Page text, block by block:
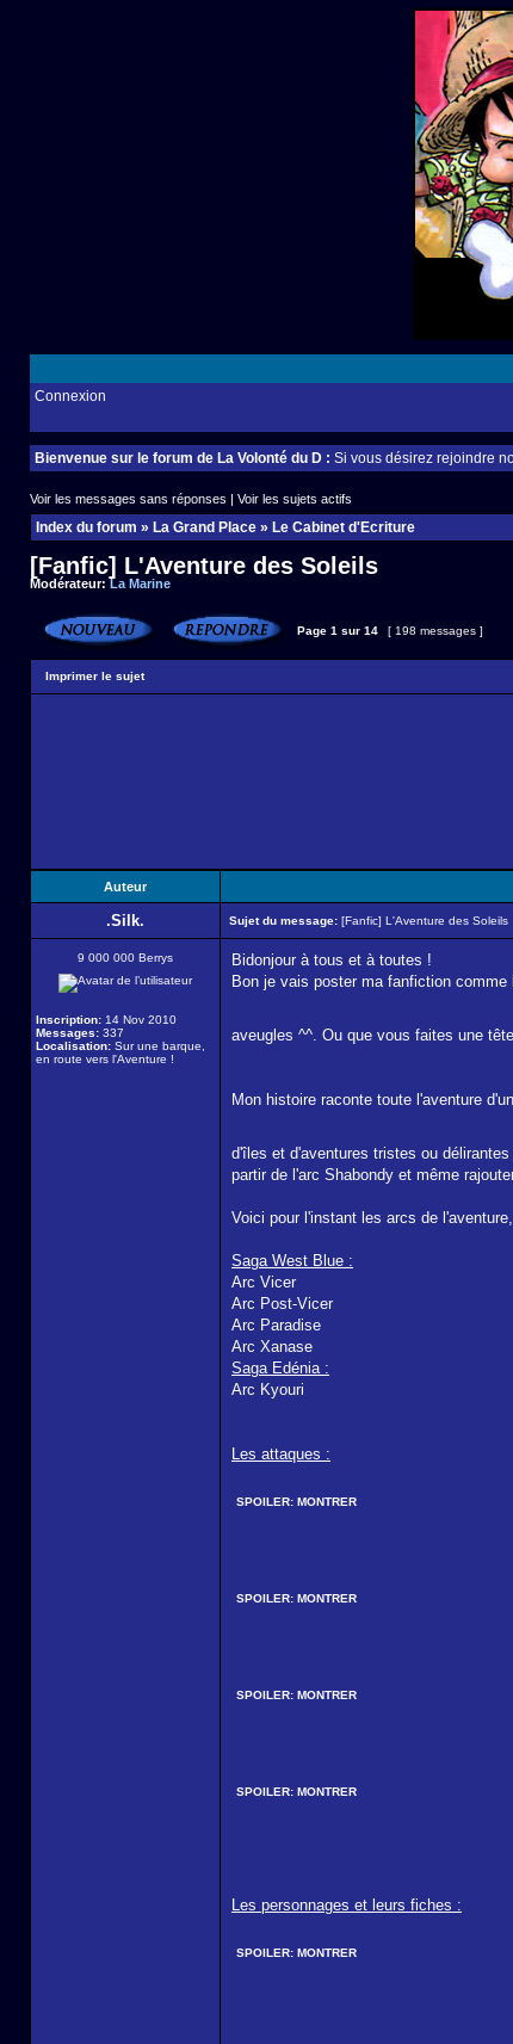
Connexion
Bienvenue sur le forum de La Volonté du D : Si vous désirez rejoindre
Voir les messages sans réponses | Voir les sujets actifs
Index du forum » La Grand Place » Le Cabinet d'Ecriture
[Fanfic] L'Aventure des Soleils
Modérateur:La Marine
Page 1 sur 14 [ 198 messages ]
Imprimer le sujet
Auteur
.Silk. Sujet du message: [Fanfic] L'Aventure des Soleils
9 000 000 Berrys
Inscription: 14 Nov 2010
Messages: 337
Localisation: Sur une barque,
en route vers l'Aventure !
Bidonjour à tous et à toutes !
Bon je vais poster ma fanfiction
aveugles ^^. Ou que vous faites une
Mon histoire raconte toute l'aventure
d'îles et d'aventures tristes ou
partir de l'arc Shabondy et même
Voici pour l'instant les arcs de
Saga West Blue :
Arc Vicer
Arc Post-Vicer
Arc Paradise
Arc Xanase
Saga Edénia :
Arc Kyouri
Les attaques :
SPOILER: MONTRER
SPOILER: MONTRER
SPOILER: MONTRER
SPOILER: MONTRER
Les personnages et leurs fiches :
SPOILER: MONTRER